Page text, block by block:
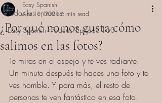
Todas las entradas
Easy Spanish - Podcast Episode 160
¿Por qué no nos gusta cómo
salimos en las fotos?
Easy Spanish
Apr 11, 2021 6 min read
Te miras en el espejo y te ves radiante.
Un minuto después te haces una foto y te
ves horrible. Y para más, el resto de
personas te ven fantástico en esa foto.